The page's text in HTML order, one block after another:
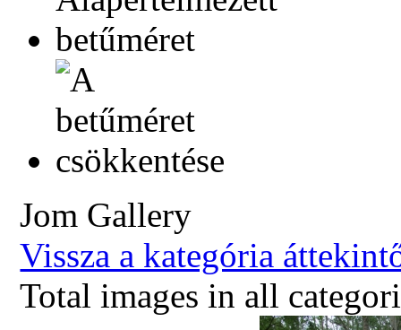
Jom Gallery
Vissza a kategória
Total images in all